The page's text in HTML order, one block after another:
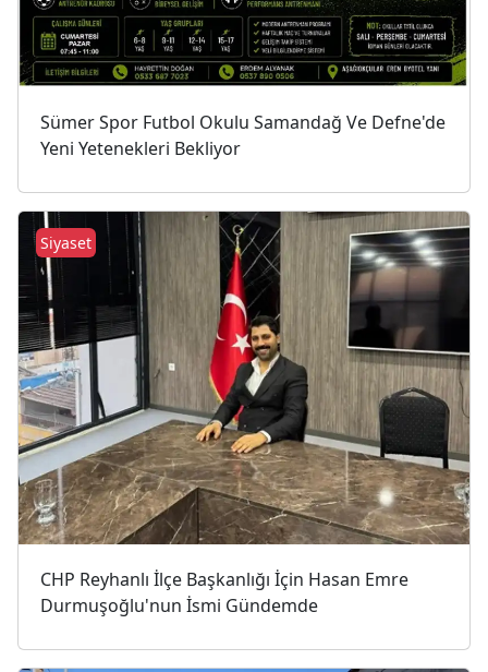
Sümer Spor Futbol Okulu Samandağ Ve Defne'de
Yeni Yetenekleri Bekliyor
CHP Reyhanlı İlçe Başkanlığı İçin Hasan Emre
Durmuşoğlu'nun İsmi Gündemde
Siyaset